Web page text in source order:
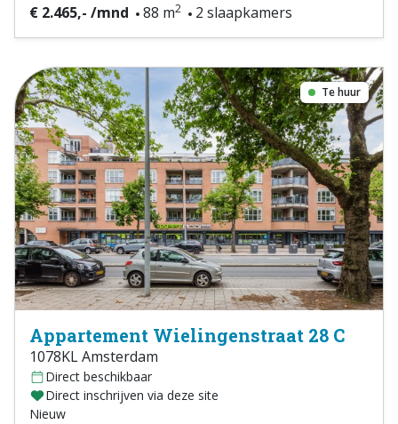
€ 2.465,- /mnd 88 m2 2 slaapkamers
Te huur
Appartement Wielingenstraat 28 C
1078KL Amsterdam
Direct beschikbaar
Direct inschrijven via deze site
Nieuw